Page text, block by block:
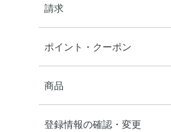
請求
ポイント・クーポン
商品
登録情報の確認・変更